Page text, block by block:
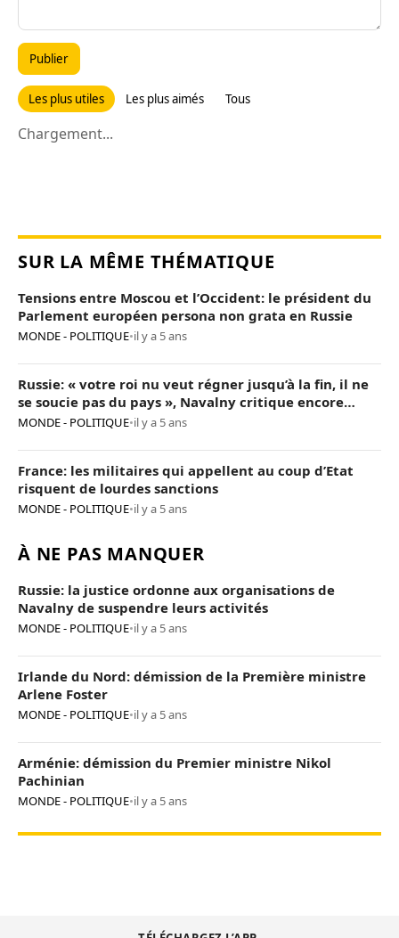
Publier
Les plus utiles Les plus aimés Tous
Chargement...
SUR LA MÊME THÉMATIQUE
Tensions entre Moscou et l’Occident: le président du
Parlement européen persona non grata en Russie
MONDE - POLITIQUE•il y a 5 ans
Russie: « votre roi nu veut régner jusqu’à la fin, il ne
se soucie pas du pays », Navalny critique encore
Poutine
MONDE - POLITIQUE•il y a 5 ans
France: les militaires qui appellent au coup d’Etat
risquent de lourdes sanctions
MONDE - POLITIQUE•il y a 5 ans
À NE PAS MANQUER
Russie: la justice ordonne aux organisations de
Navalny de suspendre leurs activités
MONDE - POLITIQUE•il y a 5 ans
Irlande du Nord: démission de la Première ministre
Arlene Foster
MONDE - POLITIQUE•il y a 5 ans
Arménie: démission du Premier ministre Nikol
Pachinian
MONDE - POLITIQUE•il y a 5 ans